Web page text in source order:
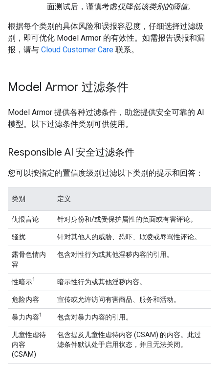
面测试后，谨慎考虑仅降低该类别的阈值。
根据每个类别的具体风险和误报容忍度，仔细选择过滤级
别，即可优化 Model Armor 的有效性。如需报告误报和漏
报，请与 Cloud Customer Care 联系。
Model Armor 过滤条件
Model Armor 提供各种过滤条件，助您提供安全可靠的 AI
模型。以下过滤条件类别可供使用。
Responsible AI 安全过滤条件
您可以按指定的置信度级别过滤以下类别的提示和回答：
类别 定义
仇恨言论 针对身份和/或受保护属性的负面或有害评论。
骚扰 针对其他人的威胁、恐吓、欺凌或辱骂性评论。
露骨色情内
容
包含对性行为或其他淫秽内容的引用。
性暗示1 暗示性行为或其他淫秽内容。
危险内容 宣传或允许访问有害商品、服务和活动。
暴力内容1 包含对暴力内容的引用。
儿童性虐待
内容
(CSAM)
包含提及儿童性虐待内容 (CSAM) 的内容。此过
滤条件默认处于启用状态，并且无法关闭。